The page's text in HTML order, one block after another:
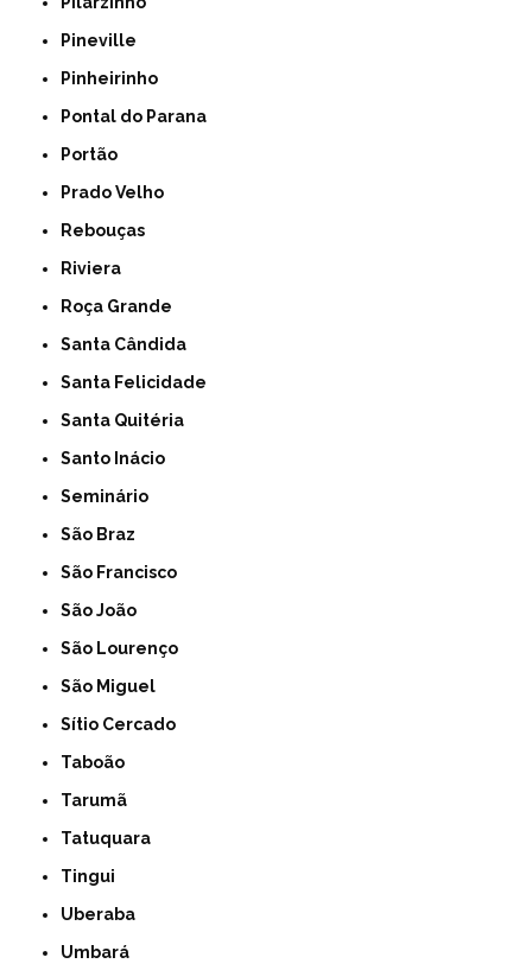
Pineville
Pinheirinho
Pontal do Parana
Portão
Prado Velho
Rebouças
Riviera
Roça Grande
Santa Cândida
Santa Felicidade
Santa Quitéria
Santo Inácio
Seminário
São Braz
São Francisco
São João
São Lourenço
São Miguel
Sítio Cercado
Taboão
Tarumã
Tatuquara
Tingui
Uberaba
Umbará